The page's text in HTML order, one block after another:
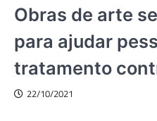
Obras de arte
para ajudar
tratamento
22/10/2021